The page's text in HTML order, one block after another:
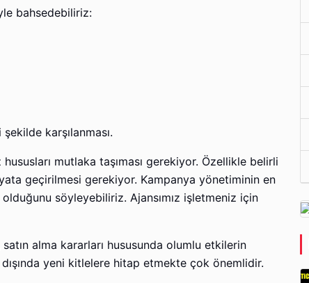
bahsedebiliriz:
karşılanması.
mutlaka taşıması gerekiyor. Özellikle belirli
geçirilmesi gerekiyor. Kampanya yönetiminin en
söyleyebiliriz. Ajansımız işletmeniz için
alma kararları hususunda olumlu etkilerin
yeni kitlelere hitap etmekte çok önemlidir.